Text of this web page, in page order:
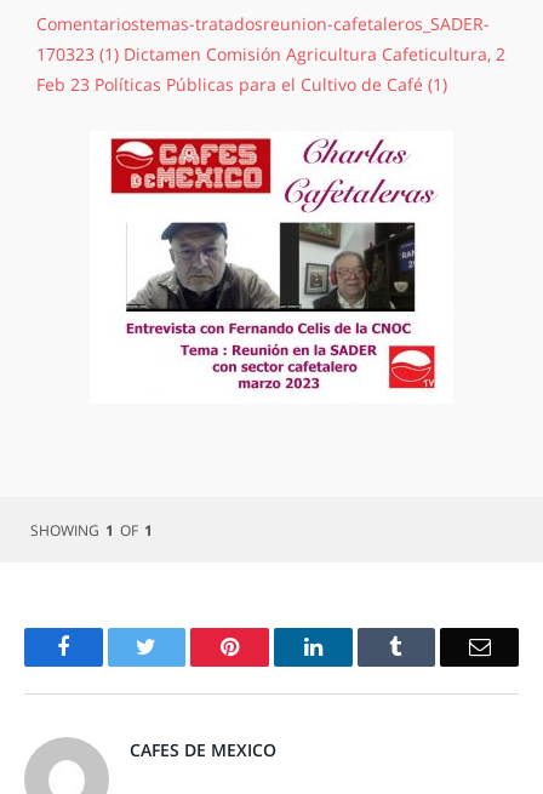
Comentariostemas-tratadosreunion-cafetaleros_SADER-
170323 (1) Dictamen Comisión Agricultura Cafeticultura, 2
Feb 23 Políticas Públicas para el Cultivo de Café (1)
SHOWING 1 OF 1
Facebook Pinterest LinkedIn Email
CAFES DE MEXICO